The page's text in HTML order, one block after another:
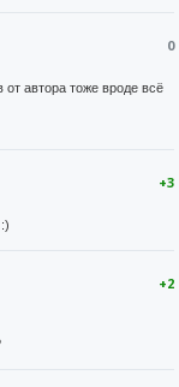
0
от автора тоже вроде всё
+3
+2